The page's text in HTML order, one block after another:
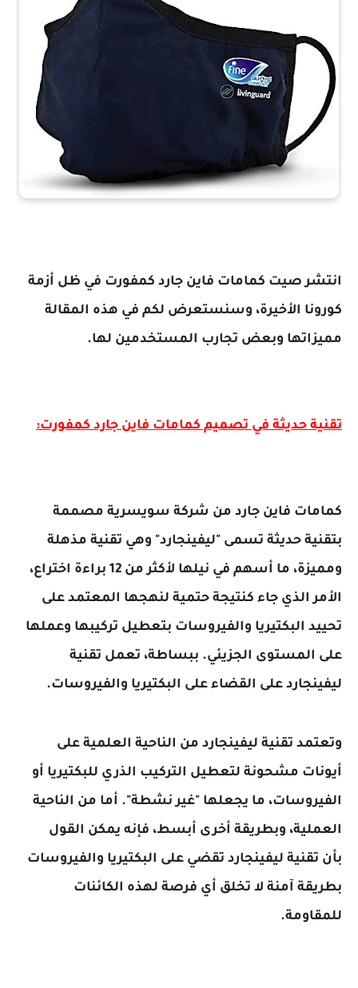
انتشر صيت كمامات فاين جارد كمفورت في ظل أزمة
كورونا الأخيرة، وسنستعرض لكم في هذه المقالة
مميزاتها وبعض تجارب المستخدمين لها.
تقنية حديثة في تصميم كمامات فاين جارد كمفورت:
كمامات فاين جارد من شركة سويسرية مصممة
بتقنية حديثة تسمى "ليفينجارد" وهي تقنية مذهلة
ومميزة، ما أسهم في نيلها لأكثر من 12 براءة اختراع،
الأمر الذي جاء كنتيجة حتمية لنهجها المعتمد على
تحييد البكتيريا والفيروسات بتعطيل تركيبها وعملها
على المستوى الجزيئي. ببساطة، تعمل تقنية
ليفينجارد على القضاء على البكتيريا والفيروسات.
وتعتمد تقنية ليفينجارد من الناحية العلمية على
أيونات مشحونة لتعطيل التركيب الذري للبكتيريا أو
الفيروسات، ما يجعلها "غير نشطة". أما من الناحية
العملية، وبطريقة أخرى أبسط، فإنه يمكن القول
بأن تقنية ليفينجارد تقضي على البكتيريا والفيروسات
بطريقة آمنة لا تخلق أي فرصة لهذه الكائنات
للمقاومة.